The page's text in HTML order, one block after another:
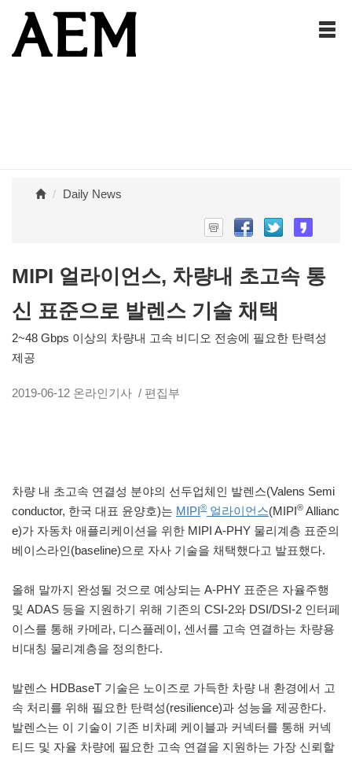
Daily News
MIPI 얼라이언스, 차량내 초고속 통
신 표준으로 발렌스 기술 채택
2~48 Gbps 이상의 차량내 고속 비디오 전송에 필요한 탄력성
제공
2019-06-12 온라인기사 / 편집부
차량 내 초고속 연결성 분야의 선두업체인 발렌스(Valens Semi
conductor, 한국 대표 윤양호)는 MIPI® 얼라이언스(MIPI® Allianc
e)가 자동차 애플리케이션을 위한 MIPI A-PHY 물리계층 표준의
베이스라인(baseline)으로 자사 기술을 채택했다고 발표했다.
올해 말까지 완성될 것으로 예상되는 A-PHY 표준은 자율주행
및 ADAS 등을 지원하기 위해 기존의 CSI-2와 DSI/DSI-2 인터페
이스를 통해 카메라, 디스플레이, 센서를 고속 연결하는 차량용
비대칭 물리계층을 정의한다.
발렌스 HDBaseT 기술은 노이즈로 가득한 차량 내 환경에서 고
속 처리를 위해 필요한 탄력성(resilience)과 성능을 제공한다.
발렌스는 이 기술이 기존 비차폐 케이블과 커넥터를 통해 커넥
티드 및 자율 차량에 필요한 고속 연결을 지원하는 가장 신뢰할